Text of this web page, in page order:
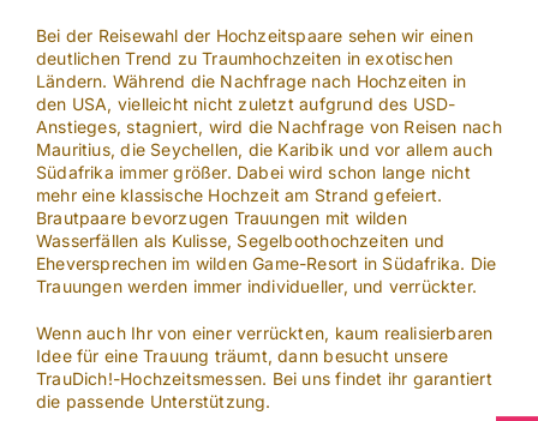
Bei der Reisewahl der Hochzeitspaare sehen wir einen
deutlichen Trend zu Traumhochzeiten in exotischen
Ländern. Während die Nachfrage nach Hochzeiten in
den USA, vielleicht nicht zuletzt aufgrund des USD-
Anstieges, stagniert, wird die Nachfrage von Reisen nach
Mauritius, die Seychellen, die Karibik und vor allem auch
Südafrika immer größer. Dabei wird schon lange nicht
mehr eine klassische Hochzeit am Strand gefeiert.
Brautpaare bevorzugen Trauungen mit wilden
Wasserfällen als Kulisse, Segelboothochzeiten und
Eheversprechen im wilden Game-Resort in Südafrika. Die
Trauungen werden immer individueller, und verrückter.
Wenn auch Ihr von einer verrückten, kaum realisierbaren
Idee für eine Trauung träumt, dann besucht unsere
TrauDich!-Hochzeitsmessen. Bei uns findet ihr garantiert
die passende Unterstützung.